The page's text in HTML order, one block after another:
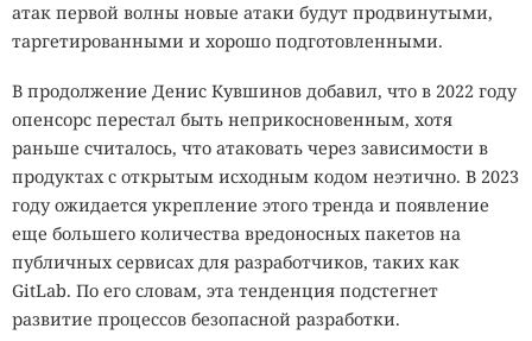
атак первой волны новые атаки будут продвинутыми,
таргетированными и хорошо подготовленными.
В продолжение Денис Кувшинов добавил, что в 2022 году
опенсорс перестал быть неприкосновенным, хотя
раньше считалось, что атаковать через зависимости в
продуктах с открытым исходным кодом неэтично. В 2023
году ожидается укрепление этого тренда и появление
еще большего количества вредоносных пакетов на
публичных сервисах для разработчиков, таких как
GitLab. По его словам, эта тенденция подстегнет
развитие процессов безопасной разработки.